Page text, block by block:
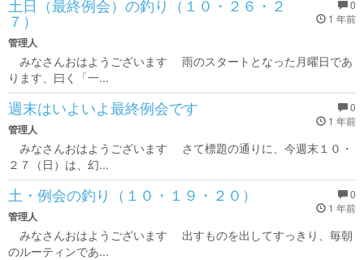
0
1 年前
土日（最終例会）の釣り（１０・２６・２
７）
管理人
みなさんおはようございます 雨のスタートとなった月曜日であ
ります、曰く「一...
0
1 年前
週末はいよいよ最終例会です
管理人
みなさんおはようございます さて標題の通りに、今週末１０・
２７（日）は、幻...
0
1 年前
土・例会の釣り（１０・１９・２０）
管理人
みなさんおはようございます 出すものを出してすっきり、毎朝
のルーティンであ...